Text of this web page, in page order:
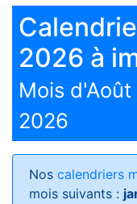
2026 à
Mois
2026
Nos calendriers
mois suivants :